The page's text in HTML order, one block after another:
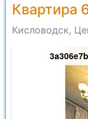
Квартира
Кисловодск,